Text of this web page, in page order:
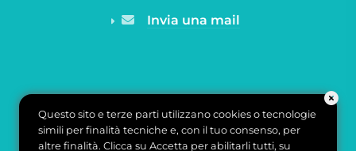
Invia una mail
Questo sito e terze parti utilizzano cookies o tecnologie
simili per finalità tecniche e, con il tuo consenso, per
altre finalità. Clicca su Accetta per abilitarli tutti, su